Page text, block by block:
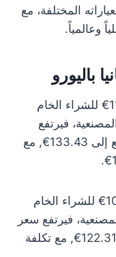
المختلفة، مع
وعالمياً.
باليورو
سعر الذهب عيار 24 اليوم يبلغ 117.77€ للشراء الخام
المصنعية، فيرتفع
سعر الشراء إلى 129.54€ وسعر البيع إلى 133.43€, مع
سعر الذهب عيار 22 اليوم يبلغ 107.95€ للشراء الخام
المصنعية، فيرتفع سعر
الشراء إلى 118.75€ وسعر البيع إلى 122.31€, مع تكلفة